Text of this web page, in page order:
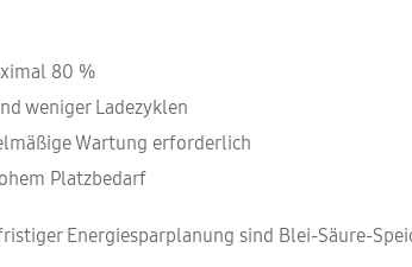
80 %
weniger Ladezyklen
Wartung erforderlich
Platzbedarf
Energiesparplanung sind Blei-Säure-